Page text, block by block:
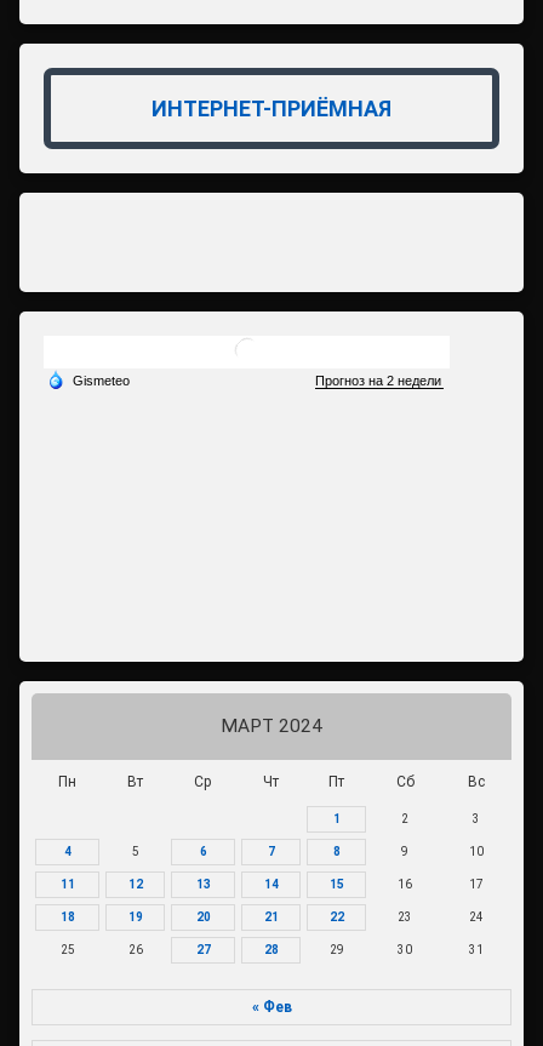
ИНТЕРНЕТ-ПРИЁМНАЯ
МАРТ 2024
Пн Вт Ср Чт Пт Сб Вс
1 2 3
4 5 6 7 8 9 10
11 12 13 14 15 16 17
18 19 20 21 22 23 24
25 26 27 28 29 30 31
« Фев